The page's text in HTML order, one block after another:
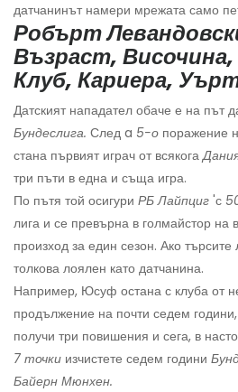
датчанинът намери мрежата само
Робърт
Възраст,
Клуб, Кариера,
Датският нападател обаче е на път
Бундеслига. След a 5-о поражение
стана първият играч от всякога
три пъти в една и съща игра.
По пътя той осигури РБ Лайпциг 'с
лига и се превърна в голмайстор на
произход за един сезон. Ако
толкова лоялен като датчанина.
Например, Юсуф остана с клуба от
продължение на почти седем
получи три повишения и сега, в
7 точки изчистете седем години
Байерн Мюнхен.